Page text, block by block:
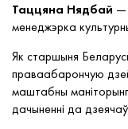
Таццяна Нядбай —
менеджэрка
Як старшыня
праваабарончую
маштабны
дачыненні да